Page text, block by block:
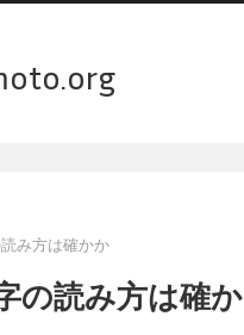
み方は確かか
の読み方は確か